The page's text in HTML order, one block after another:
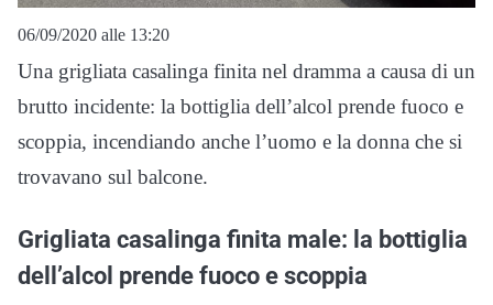
06/09/2020 alle 13:20
Una grigliata casalinga finita nel dramma a causa di un
brutto incidente: la bottiglia dell’alcol prende fuoco e
scoppia, incendiando anche l’uomo e la donna che si
trovavano sul balcone.
Grigliata casalinga finita male: la bottiglia
dell’alcol prende fuoco e scoppia